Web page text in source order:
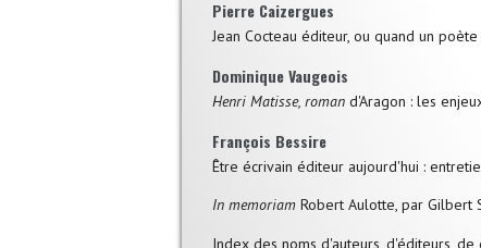
Pierre Caizergues
Jean Cocteau éditeur, ou quand un
Dominique Vaugeois
Henri Matisse, roman d'Aragon : les
François Bessire
Être écrivain éditeur aujourd'hui :
In memoriam Robert Aulotte, par Gilbert
Index des noms d'auteurs, d'éditeurs,